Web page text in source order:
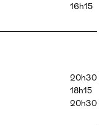
16h15
20h30
18h15
20h30